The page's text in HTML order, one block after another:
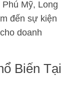
Mỹ, Long
đến sự kiện
doanh
Biến Tại